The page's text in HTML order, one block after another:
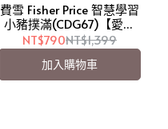
費雪 Fisher Price 智慧學習
小豬撲滿(CDG67)【愛吾
兒】
NT$790NT$1,399
加入購物車